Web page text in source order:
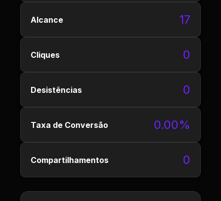
Alcance 17
Cliques 0
Desistências 0
Taxa de Conversão 0.00%
Compartilhamentos 0